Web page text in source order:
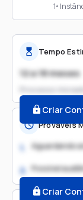
1ª
Tempo
12 a 18 meses
Processo
Criar
Prováveis
1. Aguardando
2. Possível
Criar